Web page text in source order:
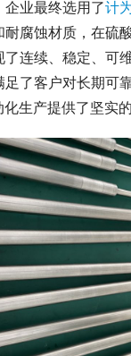
业最终选用了计
腐蚀材质，在硫
连续、稳定、可
了客户对长期可
生产提供了坚实的